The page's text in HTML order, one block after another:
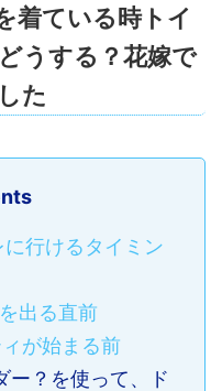
着ている時トイ
うする？花嫁で
た
行けるタイミン
出る直前
が始まる前
ー？を使って、ド